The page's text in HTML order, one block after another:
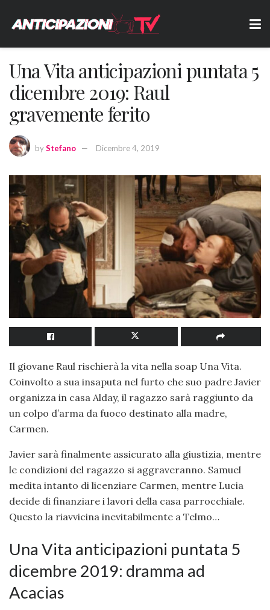
Una Vita anticipazioni puntata 5
dicembre 2019: Raul
gravemente ferito
byStefano Dicembre 4, 2019
Il giovane Raul rischierà la vita nella soap Una Vita.
Coinvolto a sua insaputa nel furto che suo padre Javier
organizza in casa Alday, il ragazzo sarà raggiunto da
un colpo d’arma da fuoco destinato alla madre,
Carmen.
Javier sarà finalmente assicurato alla giustizia, mentre
le condizioni del ragazzo si aggraveranno. Samuel
medita intanto di licenziare Carmen, mentre Lucia
decide di finanziare i lavori della casa parrocchiale.
Questo la riavvicina inevitabilmente a Telmo…
Una Vita anticipazioni puntata 5
dicembre 2019: dramma ad
Acacias